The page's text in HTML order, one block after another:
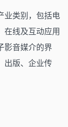
业类别，包括电
在线及互动应用
影音媒介的界
出版、企业传